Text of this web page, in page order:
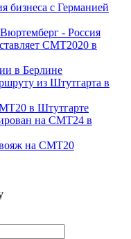
бизнеса с Германией
- Россия
СМТ2020 в
в Берлине
из Штутгарта в
в Штутгарте
на СМТ24 в
на СМТ20